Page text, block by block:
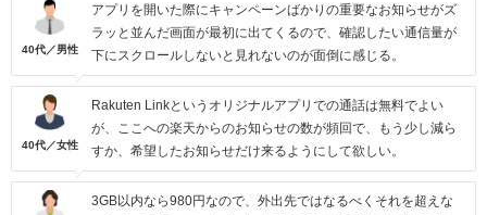
40代／男性
アプリを開いた際にキャンペーンばかりの重要なお知らせがズ
ラッと並んだ画面が最初に出てくるので、確認したい通信量が
下にスクロールしないと見れないのが面倒に感じる。
40代／女性
Rakuten Linkというオリジナルアプリでの通話は無料でよい
が、ここへの楽天からのお知らせの数が頻回で、もう少し減ら
すか、希望したお知らせだけ来るようにして欲しい。
3GB以内なら980円なので、外出先ではなるべくそれを超えな